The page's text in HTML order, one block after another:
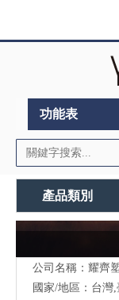
功能表
產品類別
公司名稱：耀齊
國家/地區：台灣